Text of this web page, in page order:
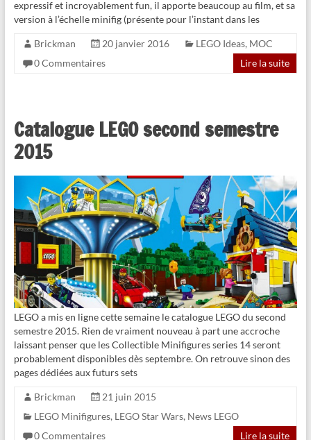
expressif et incroyablement fun, il apporte beaucoup au film, et sa
version à l’échelle minifig (présente pour l’instant dans les
Brickman 20 janvier 2016 LEGO Ideas, MOC
0 Commentaires
Lire la suite
Catalogue LEGO second semestre
2015
LEGO a mis en ligne cette semaine le catalogue LEGO du second
semestre 2015. Rien de vraiment nouveau à part une accroche
laissant penser que les Collectible Minifigures series 14 seront
probablement disponibles dès septembre. On retrouve sinon des
pages dédiées aux futurs sets
Brickman
21 juin 2015
LEGO Minifigures, LEGO Star Wars, News LEGO
0 Commentaires
Lire la suite